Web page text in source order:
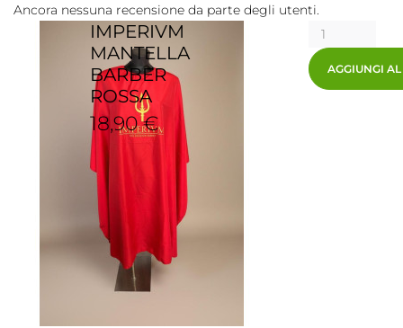
Ancora nessuna recensione da parte degli utenti.
IMPERIVM
MANTELLA
BARBER
ROSSA
18,90 €
AGGIUNGI